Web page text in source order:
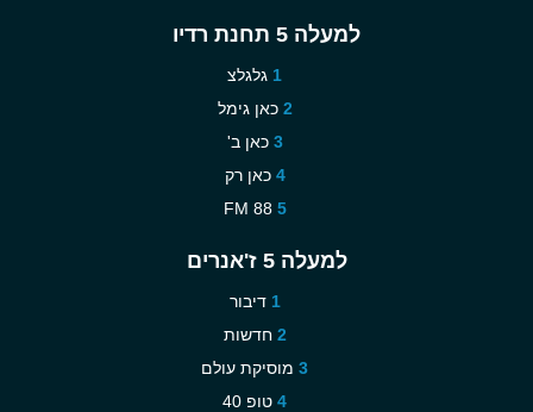
למעלה 5 תחנת רדיו
גלגלצ
כאן גימל
כאן ב'
כאן רק
88 FM
למעלה 5 ז'אנרים
דיבור
חדשות
מוסיקת עולם
טופ 40